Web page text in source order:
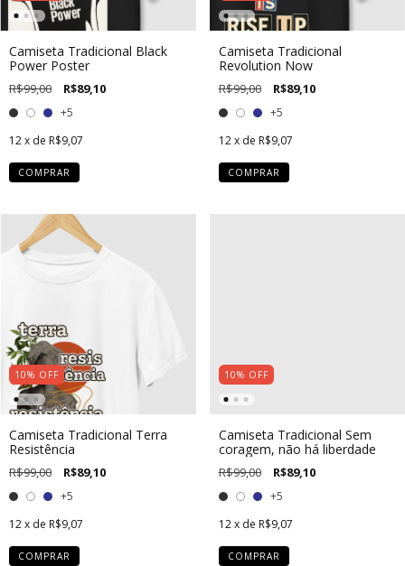
Camiseta Tradicional Black
Power Poster
R$99,00 R$89,10
+5
12x de R$9,07
COMPRAR
Camiseta Tradicional
Revolution Now
R$99,00 R$89,10
+5
12 x de R$9,07
COMPRAR
10% OFF
Camiseta Tradicional Terra
Resistência
R$99,00 R$89,10
+5
12x de R$9,07
COMPRAR
10% OFF
Camiseta Tradicional Sem
coragem, não há liberdade
R$99,00 R$89,10
+5
12 x de R$9,07
COMPRAR